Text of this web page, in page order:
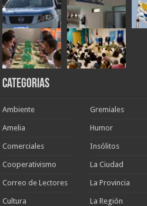
Categorias
Ambiente
Amelia
Comerciales
Cooperativismo
Correo de Lectores
Cultura
Gremiales
Humor
Insólitos
La Ciudad
La Provincia
La Región